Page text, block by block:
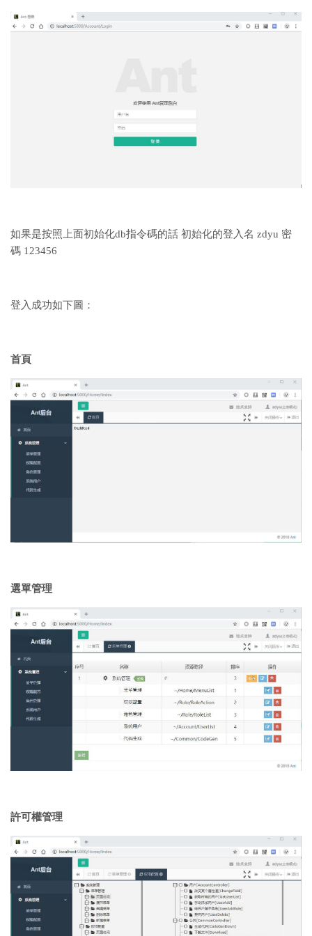
如果是按照上面初始化db指令碼的話 初始化的登入名 zdyu 密
碼 123456
登入成功如下圖：
首頁
選單管理
許可權管理